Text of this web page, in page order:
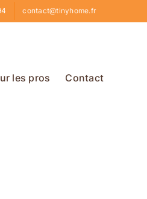
contact@tinyhome.fr
les pros Contact